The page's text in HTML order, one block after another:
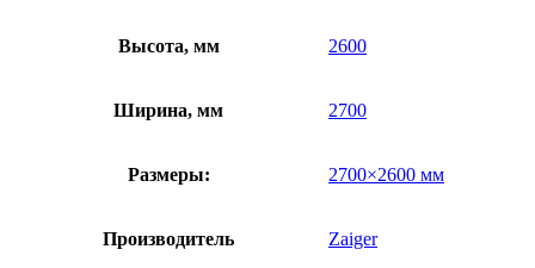
Высота, мм 2600
Ширина, мм 2700
Размеры: 2700×2600 мм
Производитель Zaiger